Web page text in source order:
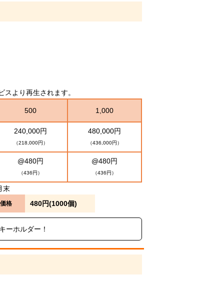
より再生されます。
500 1,000
240,000円
（218,000円）
480,000円
（436,000円）
@480円
（436円）
@480円
（436円）
末
格 480円(1000個)
ーホルダー！